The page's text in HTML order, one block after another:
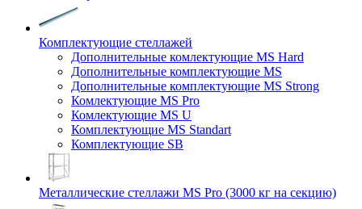
Комплектующие стеллажей
Дополнительные комлектующие MS Hard
Дополнительные комплектующие MS
Дополнительные комплектующие MS Strong
Комлектующие MS Pro
Комлектующие MS U
Комплектующие MS Standart
Комплектующие SB
Металлические стеллажи MS Pro (3000 кг на секцию)